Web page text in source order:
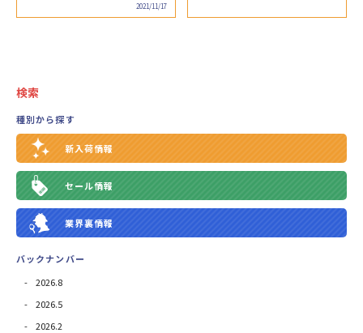
2021/11/17
検索
種別から探す
新入荷情報
セール情報
業界裏情報
バックナンバー
2026.8
2026.5
2026.2